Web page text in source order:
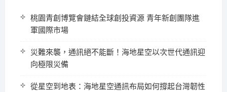
桃園青創博覽會鏈結全球創投資源 青年新創團隊進
軍國際市場
災難來襲，通訊絕不能斷！海地星空以次世代通訊迎
向極限災備
從星空到地表：海地星空通訊布局如何撐起台灣韌性